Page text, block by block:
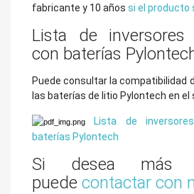
fabricante y 10 años si el producto
Lista de inversores
con baterías
Puede consultar la compatibilidad
las baterías de litio Pylontech en el
Lista de
baterías Pylontech
Si desea más
puede contactar con